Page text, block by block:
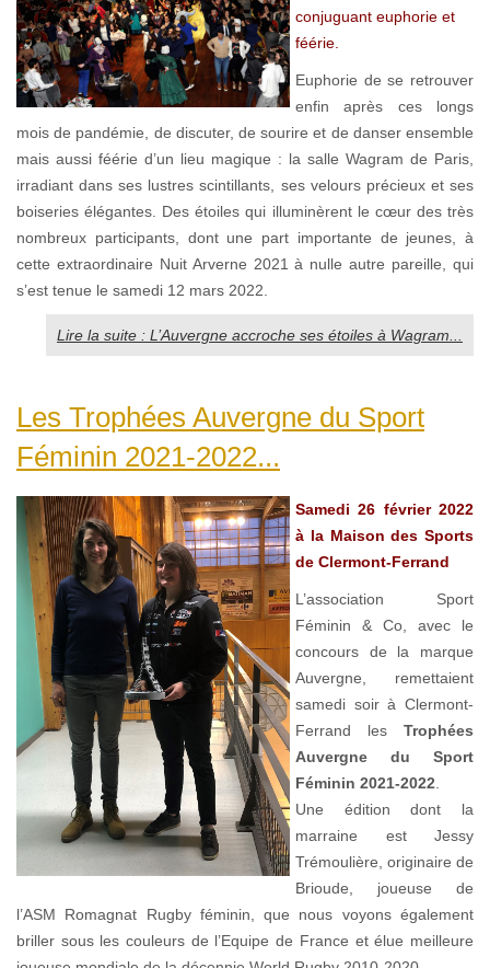
conjuguant euphorie et
féérie.
Euphorie de se retrouver
enfin après ces longs
mois de pandémie, de discuter, de sourire et de danser ensemble
mais aussi féérie d’un lieu magique : la salle Wagram de Paris,
irradiant dans ses lustres scintillants, ses velours précieux et ses
boiseries élégantes. Des étoiles qui illuminèrent le cœur des très
nombreux participants, dont une part importante de jeunes, à
cette extraordinaire Nuit Arverne 2021 à nulle autre pareille, qui
s’est tenue le samedi 12 mars 2022.
Lire la suite : L’Auvergne accroche ses étoiles à Wagram...
Les Trophées Auvergne du Sport
Féminin 2021-2022...
Samedi 26 février 2022
à la Maison des Sports
de Clermont-Ferrand
L’association Sport
Féminin & Co, avec le
concours de la marque
Auvergne, remettaient
samedi soir à Clermont-
Ferrand les Trophées
Auvergne du Sport
Féminin 2021-2022
Une édition dont la
marraine est Jessy
Trémoulière, originaire de
Brioude, joueuse de
l’ASM Romagnat Rugby féminin, que nous voyons également
briller sous les couleurs de l’Equipe de France et élue meilleure